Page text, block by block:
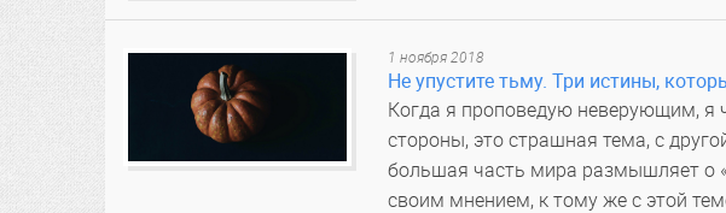
1 ноября 2018
Не упустите тьму. Три истины,
Когда я проповедую неверующим, я
стороны, это страшная тема, с
большая часть мира размышляет о
своим мнением, к тому же с этой